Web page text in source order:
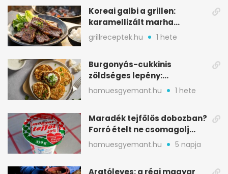
Koreai galbi a grillen:
karamellizált marha
rövidborda gyorsan
grillreceptek.hu 1 hete
Burgonyás-cukkinis
zöldséges lepény:
aranybarna, szaftos, hús
nélkül is
hamuesgyemant.hu 1 hete
Maradék tejfölös dobozban?
Forró ételt ne csomagolj
ilyen tégelybe
hamuesgyemant.hu 5 napja
Aratóleves: a régi magyar